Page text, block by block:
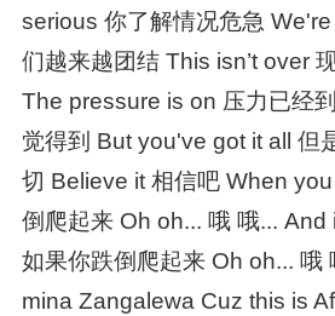
serious 你了解情况危急
们越来越团结 This isn’t over
The pressure is on 压力已经
觉得到 But you've got it all 但
切 Believe it 相信吧 When
倒爬起来 Oh oh... 哦 哦... And
如果你跌倒爬起来 Oh oh... 哦
mina Zangalewa Cuz this is